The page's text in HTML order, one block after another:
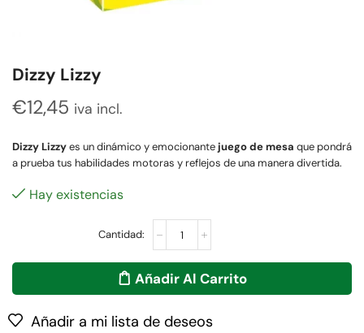
Dizzy Lizzy
€12,45 iva incl.
Dizzy Lizzyes un dinámico y emocionantejuego de mesa que pondrá
a prueba tus habilidades motoras y reflejos de una manera divertida.
Hay existencias
Añadir Al Carrito
Añadir a mi lista de deseos